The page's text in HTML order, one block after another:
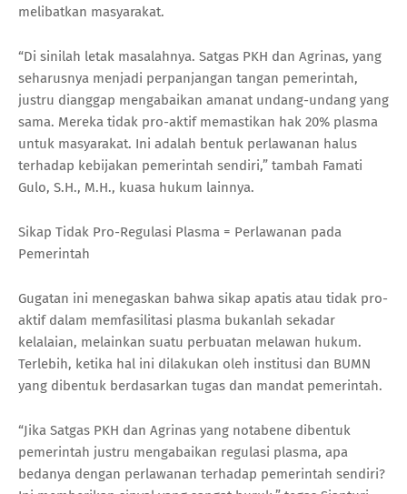
melibatkan masyarakat.
“Di sinilah letak masalahnya. Satgas PKH dan Agrinas, yang
seharusnya menjadi perpanjangan tangan pemerintah,
justru dianggap mengabaikan amanat undang-undang yang
sama. Mereka tidak pro-aktif memastikan hak 20% plasma
untuk masyarakat. Ini adalah bentuk perlawanan halus
terhadap kebijakan pemerintah sendiri,” tambah Famati
Gulo, S.H., M.H., kuasa hukum lainnya.
Sikap Tidak Pro-Regulasi Plasma = Perlawanan pada
Pemerintah
Gugatan ini menegaskan bahwa sikap apatis atau tidak pro-
aktif dalam memfasilitasi plasma bukanlah sekadar
kelalaian, melainkan suatu perbuatan melawan hukum.
Terlebih, ketika hal ini dilakukan oleh institusi dan BUMN
yang dibentuk berdasarkan tugas dan mandat pemerintah.
“Jika Satgas PKH dan Agrinas yang notabene dibentuk
pemerintah justru mengabaikan regulasi plasma, apa
bedanya dengan perlawanan terhadap pemerintah sendiri?